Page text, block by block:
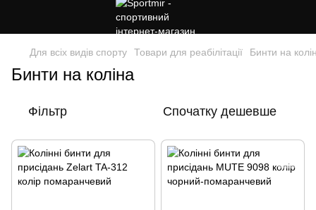
Для всіх видів спорту Товари для реабілітації Бинти на
Бинти на коліна
Фільтр Спочатку дешевше